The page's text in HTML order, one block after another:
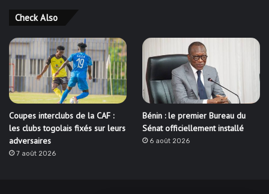
Check Also
Coupes interclubs de la CAF :
les clubs togolais fixés sur leurs
adversaires
7 août 2026
Bénin : le premier Bureau du
Sénat officiellement installé
6 août 2026